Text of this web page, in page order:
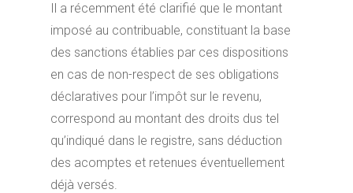
Il a récemment été clarifié que le montant
imposé au contribuable, constituant la base
des sanctions établies par ces dispositions
en cas de non-respect de ses obligations
déclaratives pour l’impôt sur le revenu,
correspond au montant des droits dus tel
qu’indiqué dans le registre, sans déduction
des acomptes et retenues éventuellement
déjà versés.